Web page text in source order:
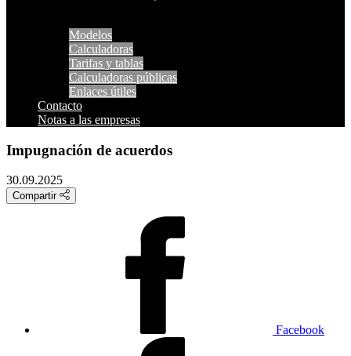
Modelos
Calculadoras
Tarifas y tablas
Calculadoras públicas
Enlaces útiles
Contacto
Notas a las empresas
Impugnación de acuerdos
30.09.2025
Compartir
Facebook